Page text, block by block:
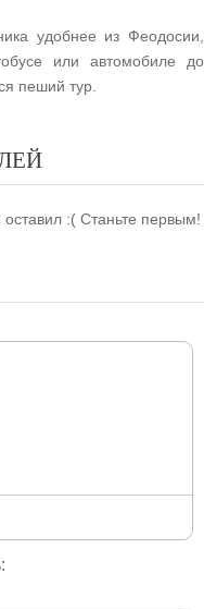
удобнее из Феодосии,
или автомобиле до
пеший тур.
:( Станьте первым!